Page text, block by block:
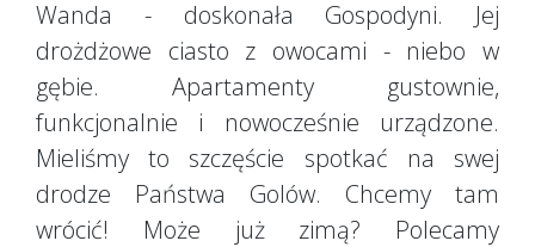
Wanda - doskonała Gospodyni. Jej
drożdżowe ciasto z owocami - niebo w
gębie. Apartamenty gustownie,
funkcjonalnie i nowocześnie urządzone.
Mieliśmy to szczęście spotkać na swej
drodze Państwa Golów. Chcemy tam
wrócić! Może już zimą? Polecamy